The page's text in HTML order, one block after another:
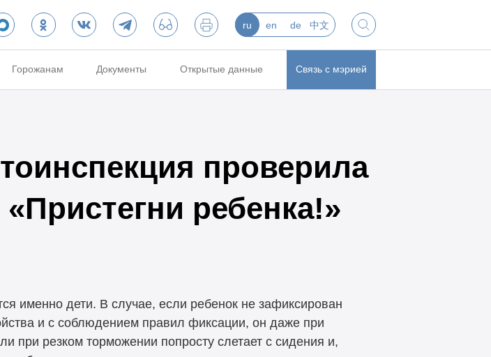
ru en de 中文
Горожанам Документы Открытые данные Связь с мэрией
проверила
ребенка!»
именно дети. В случае, если ребенок не зафиксирован
и с соблюдением правил фиксации, он даже при
при резком торможении попросту слетает с сидения и,